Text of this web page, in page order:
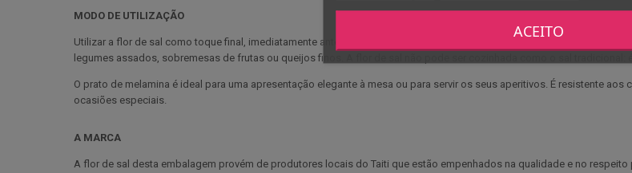
ACEITO
MODO DE UTILIZAÇÃO
Utilizar a flor de sal como toque final, imediatamente antes de servir, para conservar toda a sua textura estaladiça e o
legumes assados, sobremesas de frutas ou queijos finos. A flor de sal não pode ser cozinhada como o sal tradicional: é
O prato de melamina é ideal para uma apresentação elegante à mesa ou para servir os seus aperitivos. É resistente
ocasiões especiais.
A MARCA
A flor de sal desta embalagem provém de produtores locais do Taiti que estão empenhados na qualidade e no